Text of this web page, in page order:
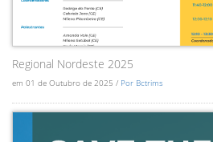
Regional Nordeste 2025
em 01 de Outubro de 2025 / Por Bctrims